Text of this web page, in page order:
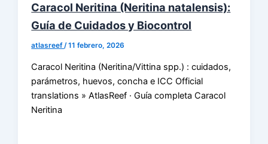
Caracol Neritina (Neritina natalensis):
Guía de Cuidados y Biocontrol
atlasreef/11 febrero, 2026
Caracol Neritina (Neritina/Vittina spp.) : cuidados,
parámetros, huevos, concha e ICC Official
translations » AtlasReef · Guía completa Caracol
Neritina